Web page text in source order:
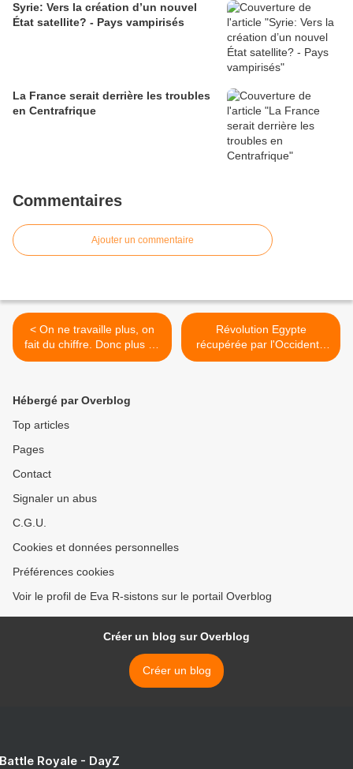
Syrie: Vers la création d’un nouvel
État satellite? - Pays vampirisés
La France serait derrière les troubles
en Centrafrique
Commentaires
Ajouter un commentaire
< On ne travaille plus, on
fait du chiffre. Donc plus de
travail, de droit du travail !
Révolution Egypte
récupérée par l'Occident -
Témoignage et analyse
Hébergé par Overblog
Top articles
Pages
Contact
Signaler un abus
C.G.U.
Cookies et données personnelles
Préférences cookies
Voir le profil de Eva R-sistons sur le portail Overblog
Créer un blog sur Overblog
Créer un blog
Royale - DayZ